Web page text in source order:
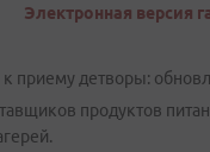
Электронная версия
приему детворы:
продуктов